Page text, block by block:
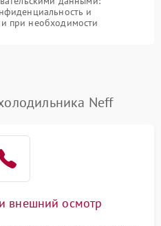
и
при необходимости
Neff
внешний осмотр